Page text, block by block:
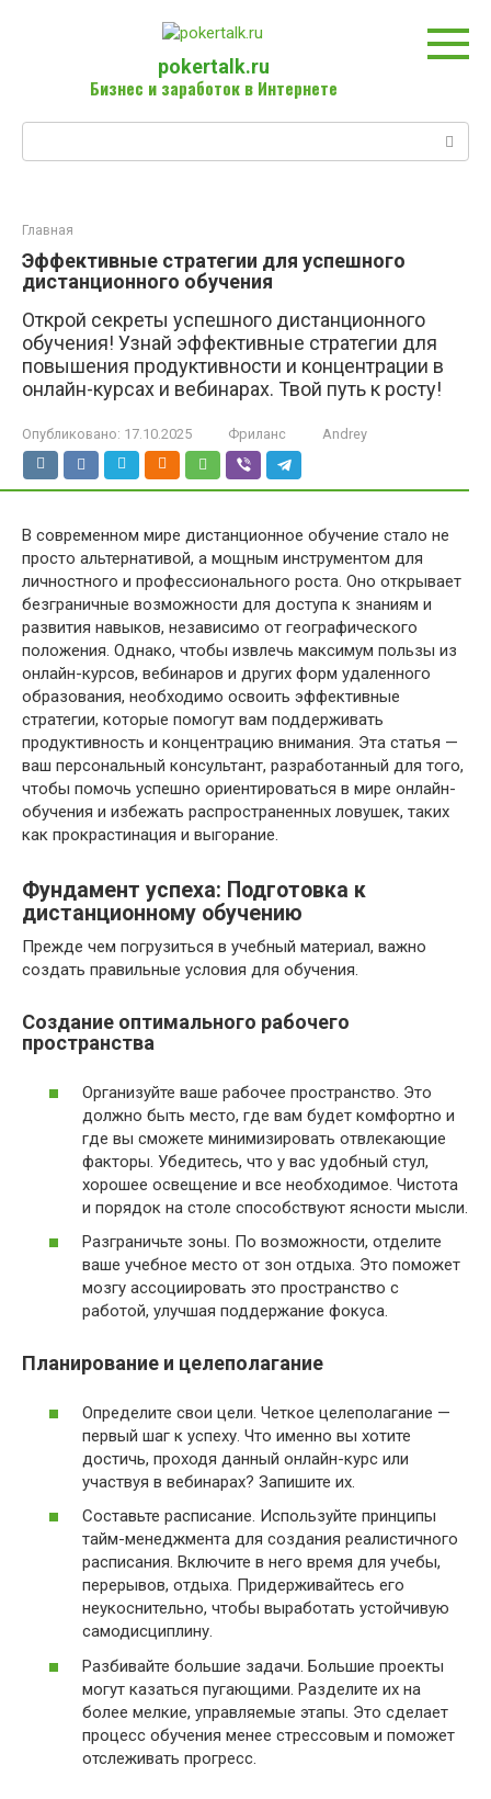
pokertalk.ru
Бизнес и заработок в Интернете
Главная
Эффективные стратегии для успешного
дистанционного обучения
Открой секреты успешного дистанционного
обучения! Узнай эффективные стратегии для
повышения продуктивности и концентрации в
онлайн-курсах и вебинарах. Твой путь к росту!
Опубликовано: 17.10.2025 Фриланс Andrey
В современном мире дистанционное обучение стало не
просто альтернативой, а мощным инструментом для
личностного и профессионального роста. Оно открывает
безграничные возможности для доступа к знаниям и
развития навыков, независимо от географического
положения. Однако, чтобы извлечь максимум пользы из
онлайн-курсов, вебинаров и других форм удаленного
образования, необходимо освоить эффективные
стратегии, которые помогут вам поддерживать
продуктивность и концентрацию внимания. Эта статья —
ваш персональный консультант, разработанный для того,
чтобы помочь успешно ориентироваться в мире онлайн-
обучения и избежать распространенных ловушек, таких
как прокрастинация и выгорание.
Фундамент успеха: Подготовка к
дистанционному обучению
Прежде чем погрузиться в учебный материал, важно
создать правильные условия для обучения.
Создание оптимального рабочего
пространства
Организуйте ваше рабочее пространство. Это
должно быть место, где вам будет комфортно и
где вы сможете минимизировать отвлекающие
факторы. Убедитесь, что у вас удобный стул,
хорошее освещение и все необходимое. Чистота
и порядок на столе способствуют ясности мысли.
Разграничьте зоны. По возможности, отделите
ваше учебное место от зон отдыха. Это поможет
мозгу ассоциировать это пространство с
работой, улучшая поддержание фокуса.
Планирование и целеполагание
Определите свои цели. Четкое целеполагание —
первый шаг к успеху. Что именно вы хотите
достичь, проходя данный онлайн-курс или
участвуя в вебинарах? Запишите их.
Составьте расписание. Используйте принципы
тайм-менеджмента для создания реалистичного
расписания. Включите в него время для учебы,
перерывов, отдыха. Придерживайтесь его
неукоснительно, чтобы выработать устойчивую
самодисциплину.
Разбивайте большие задачи. Большие проекты
могут казаться пугающими. Разделите их на
более мелкие, управляемые этапы. Это сделает
процесс обучения менее стрессовым и поможет
отслеживать прогресс.